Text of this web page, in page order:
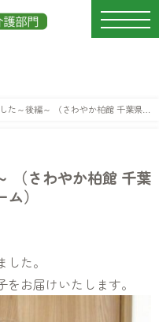
た～後編～ （さわやか柏館 千葉県
（さわやか柏館 千葉
）
た。
お届けいたします。